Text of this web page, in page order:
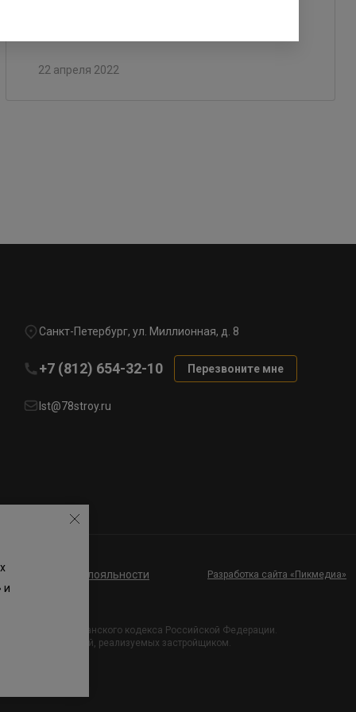
22 апреля 2022
Санкт-Петербург, ул. Миллионная, д. 8
+7 (812) 654-32-10 Перезвоните мне
lst@78stroy.ru
к программе лояльности Разработка сайта «Пикмедиа»
437 Гражданского кодекса Российской Федерации.
проектных решений, реализуемых застройщиком.
и